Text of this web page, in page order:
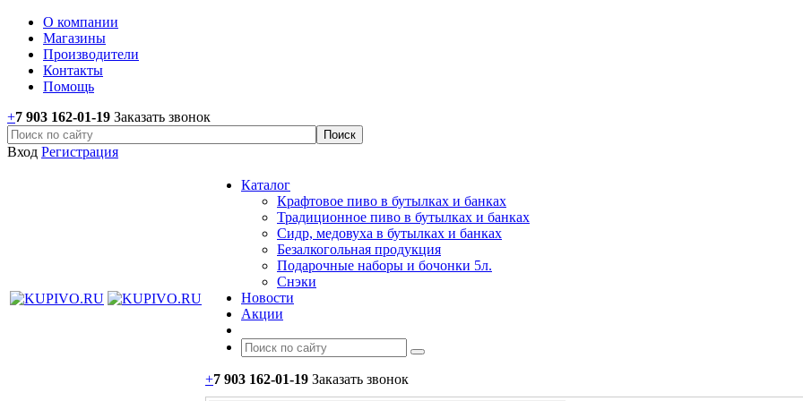
О компании
Магазины
Производители
Контакты
Помощь
+7 903 162-01-19 Заказать звонок
Вход Регистрация
Каталог
Крафтовое пиво в бутылках и банках
Традиционное пиво в бутылках и банках
Сидр, медовуха в бутылках и банках
Безалкогольная продукция
Подарочные наборы и бочонки 5л.
Снэки
Новости
Акции
+7 903 162-01-19 Заказать звонок